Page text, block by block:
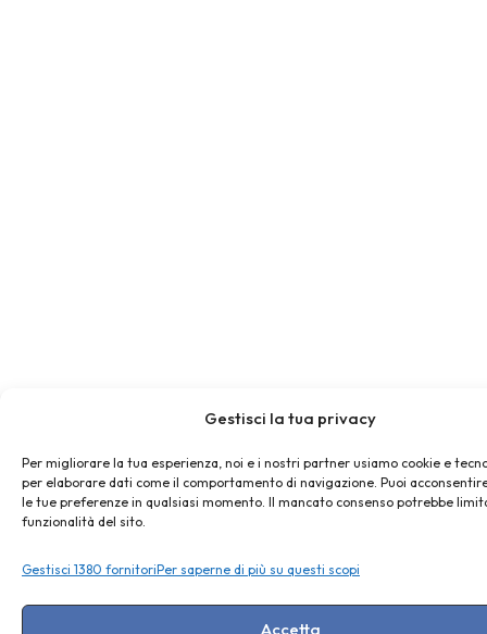
Gestisci la tua privacy
Per migliorare la tua esperienza, noi e i nostri partner usiamo cookie e
per elaborare dati come il comportamento di navigazione. Puoi
le tue preferenze in qualsiasi momento. Il mancato consenso potrebbe
funzionalità del sito.
Gestisci 1380 fornitoriPer saperne di più su questi scopi
Accetta